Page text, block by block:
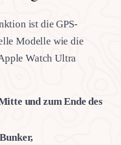
ist die GPS-
Modelle wie die
Watch Ultra
und zum Ende des